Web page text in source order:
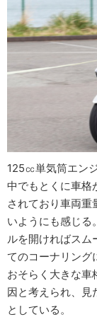
125㏄単気筒エン
中でもとくに車格
されており車両重
いようにも感じる
ルを開ければス
てのコーナリング
おそらく大きな車
因と考えられ、見
としている。